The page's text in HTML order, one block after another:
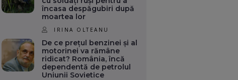
încasa despăgubiri după
moartea lor
IRINA OLTEANU
De ce prețul benzinei și al
motorinei va rămâne
ridicat? România, încă
dependentă de petrolul
Uniunii Sovietice